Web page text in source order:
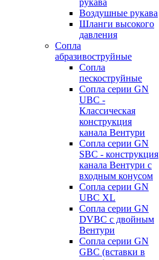
рукава
Воздушные рукава
Шланги высокого
давления
Сопла
абразивоструйные
Сопла
пескоструйные
Сопла серии GN
UBC -
Классическая
конструкция
канала Вентури
Сопла серии GN
SBC - конструкция
канала Вентури c
входным конусом
Сопла серии GN
UBC XL
Сопла серии GN
DVBC с двойным
Вентури
Сопла серии GN
GBC (вставки в